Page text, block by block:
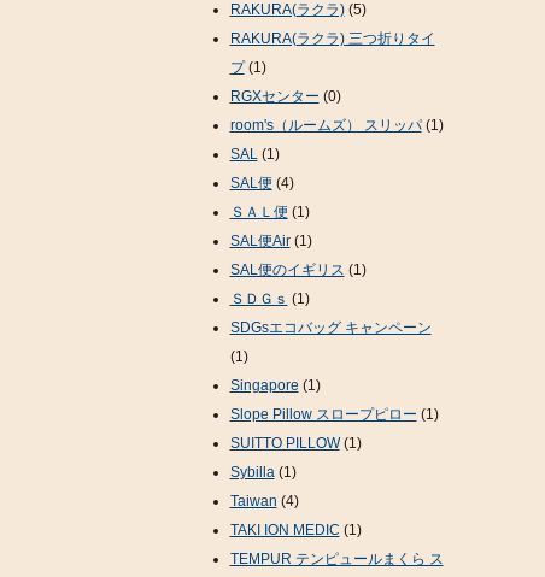
RAKURA(ラクラ)(5)
RAKURA(ラクラ) 三つ折りタイ
プ(1)
RGXセンター (0)
room's（ルームズ） スリッパ(1)
SAL(1)
SAL便(4)
ＳＡＬ便(1)
SAL便Air(1)
SAL便のイギリス (1)
ＳＤＧｓ (1)
SDGsエコバッグ キャンペーン
(1)
Singapore (1)
Slope Pillow スロープピロー (1)
SUITTO PILLOW(1)
Sybilla(1)
Taiwan (4)
TAKI ION MEDIC (1)
TEMPUR テンピュールまくら ス